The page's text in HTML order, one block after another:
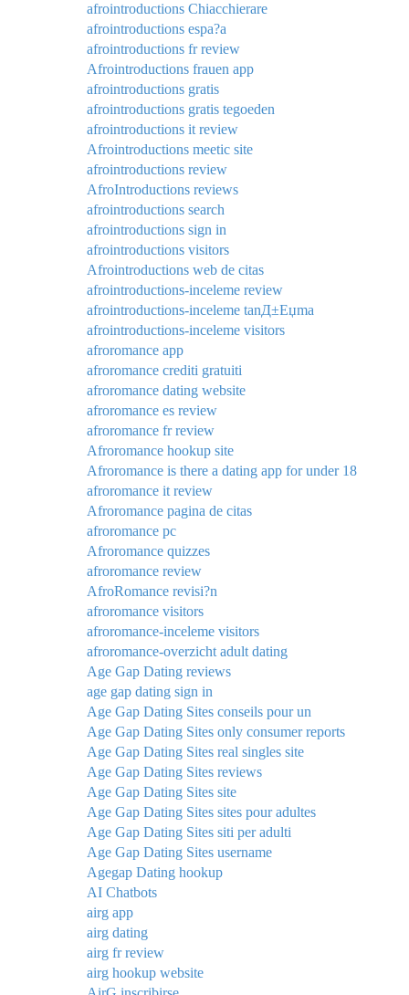
afrointroductions Chiacchierare
afrointroductions espa?a
afrointroductions fr review
Afrointroductions frauen app
afrointroductions gratis
afrointroductions gratis tegoeden
afrointroductions it review
Afrointroductions meetic site
afrointroductions review
AfroIntroductions reviews
afrointroductions search
afrointroductions sign in
afrointroductions visitors
Afrointroductions web de citas
afrointroductions-inceleme review
afrointroductions-inceleme tanД±Еџma
afrointroductions-inceleme visitors
afroromance app
afroromance crediti gratuiti
afroromance dating website
afroromance es review
afroromance fr review
Afroromance hookup site
Afroromance is there a dating app for under 18
afroromance it review
Afroromance pagina de citas
afroromance pc
Afroromance quizzes
afroromance review
AfroRomance revisi?n
afroromance visitors
afroromance-inceleme visitors
afroromance-overzicht adult dating
Age Gap Dating reviews
age gap dating sign in
Age Gap Dating Sites conseils pour un
Age Gap Dating Sites only consumer reports
Age Gap Dating Sites real singles site
Age Gap Dating Sites reviews
Age Gap Dating Sites site
Age Gap Dating Sites sites pour adultes
Age Gap Dating Sites siti per adulti
Age Gap Dating Sites username
Agegap Dating hookup
AI Chatbots
airg app
airg dating
airg fr review
airg hookup website